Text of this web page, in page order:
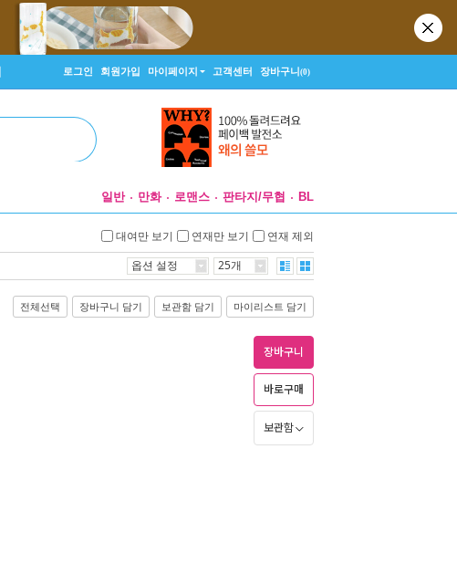
로그인 회원가입 마이페이지 고객센터 장바구니(0)
일반 만화 로맨스 판타지/무협 BL
대여만 보기 연재만 보기 연재 제외
옵션 설정 25개
전체선택 장바구니 담기 보관함 담기 마이리스트 담기
장바구니
바로구매
보관함